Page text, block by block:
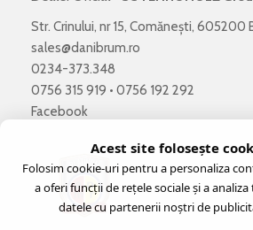
Str. Crinului, nr 15, Comănești, 605200
sales@danibrum.ro
0234-373.348
0756 315 919 • 0756 192 292
Facebook
Acest site folosește
Folosim cookie-uri pentru a personaliza
a oferi funcții de rețele sociale și a
datele cu partenerii noștri de